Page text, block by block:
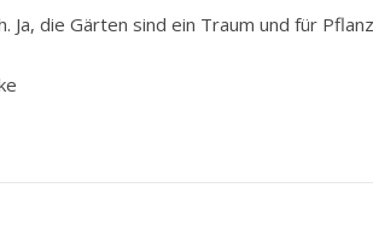
Ja, die Gärten sind ein Traum und für